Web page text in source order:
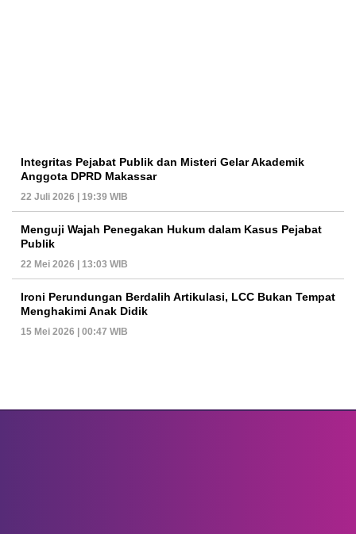
Integritas Pejabat Publik dan Misteri Gelar Akademik
Anggota DPRD Makassar
22 Juli 2026 | 19:39 WIB
Menguji Wajah Penegakan Hukum dalam Kasus Pejabat
Publik
22 Mei 2026 | 13:03 WIB
Ironi Perundungan Berdalih Artikulasi, LCC Bukan Tempat
Menghakimi Anak Didik
15 Mei 2026 | 00:47 WIB